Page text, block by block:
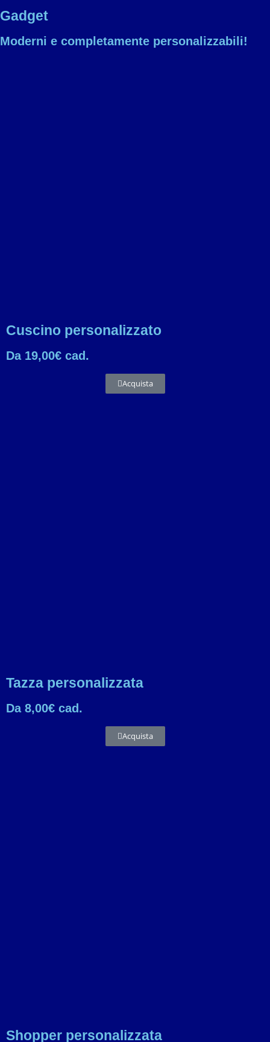
Gadget
Moderni e completamente personalizzabili!​
Cuscino personalizzato
Da 19,00€ cad.
Acquista
Tazza personalizzata
Da 8,00€ cad.
Acquista
Shopper personalizzata